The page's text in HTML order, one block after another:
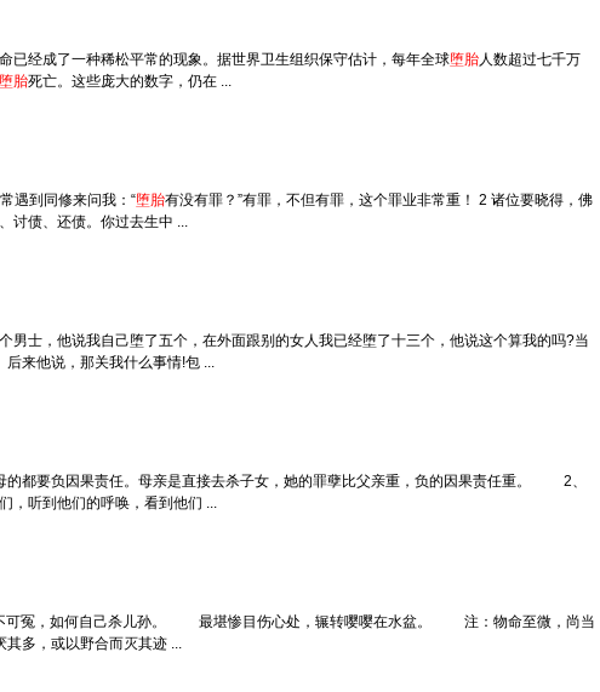
已经成了一种稀松平常的现象。据世界卫生组织保守估计，每年全球堕胎人数超过七千万
堕胎死亡。这些庞大的数字，仍在 ...
遇到同修来问我：“堕胎有没有罪？”有罪，不但有罪，这个罪业非常重！ 2 诸位要晓得，佛
讨债、还债。你过去生中 ...
士，他说我自己堕了五个，在外面跟别的女人我已经堕了十三个，他说这个算我的吗?当
来他说，那关我什么事情!包 ...
的都要负因果责任。母亲是直接去杀子女，她的罪孽比父亲重，负的因果责任重。 2、
，听到他们的呼唤，看到他们 ...
，如何自己杀儿孙。 最堪惨目伤心处，辗转嘤嘤在水盆。 注：物命至微，尚当
多，或以野合而灭其迹 ...